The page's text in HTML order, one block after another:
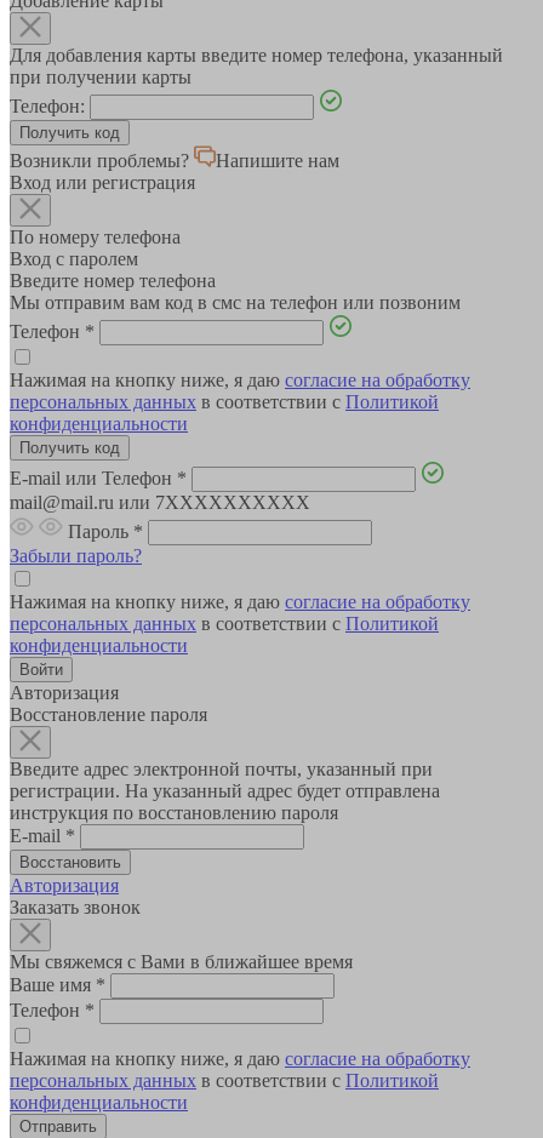
Для добавления карты введите номер телефона, указанный
при получении карты
Телефон:
Возникли проблемы?
Напишите нам
Вход или регистрация
По номеру телефона
Вход с паролем
Введите номер телефона
Мы отправим вам код в смс на телефон или позвоним
Телефон *
Нажимая на кнопку ниже, я даю согласие на обработку
персональных данных в соответствии с Политикой
конфиденциальности
E-mail или Телефон *
mail@mail.ru или 7XXXXXXXXXX
Пароль *
Забыли пароль?
Нажимая на кнопку ниже, я даю согласие на обработку
персональных данных в соответствии с Политикой
конфиденциальности
Авторизация
Восстановление пароля
Введите адрес электронной почты, указанный при
регистрации. На указанный адрес будет отправлена
инструкция по восстановлению пароля
E-mail *
Авторизация
Заказать звонок
Мы свяжемся с Вами в ближайшее время
Ваше имя *
Телефон *
Нажимая на кнопку ниже, я даю согласие на обработку
персональных данных в соответствии с Политикой
конфиденциальности